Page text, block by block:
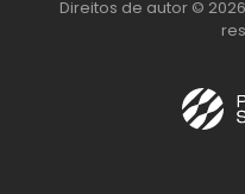
Direitos de autor ©